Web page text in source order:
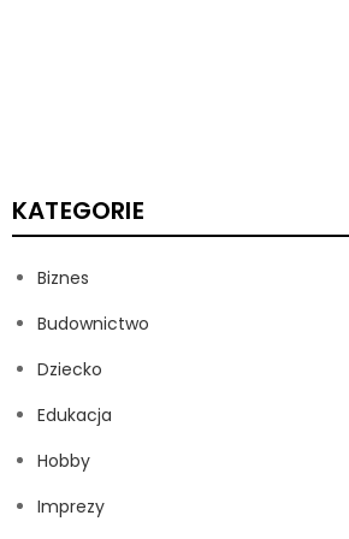
KATEGORIE
Biznes
Budownictwo
Dziecko
Edukacja
Hobby
Imprezy